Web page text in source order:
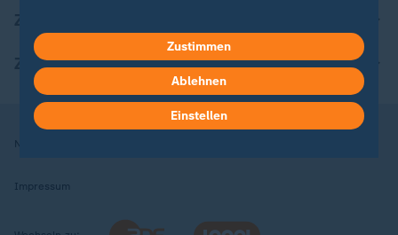
ZDFheute Apps
Nutzungsbedingungen
Impressum
in deinen Einstellungen widerrufen oder ändern.
Hier findest du das Impressum.
Weitere Informationen findest du in unserer
Datenschutzerklärung.
Zustimmen
Ablehnen
Einstellen